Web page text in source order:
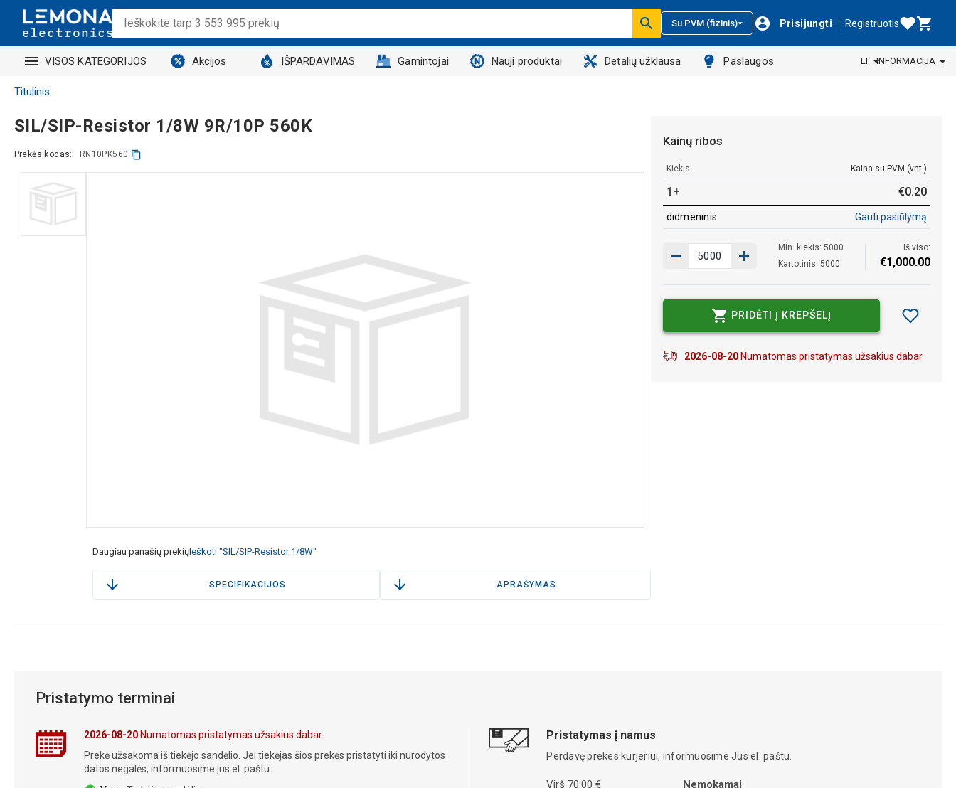
Su PVM (fizinis) Prisijungti Registruotis
VISOS KATEGORIJOS Akcijos IŠPARDAVIMAS Gamintojai Nauji produktai Detalių užklausa Paslaugos LT INFORMACIJA
Titulinis
SIL/SIP-Resistor 1/8W 9R/10P 560K
Prekės kodas: RN10PK560
Daugiau panašių prekiųIeškoti "SIL/SIP-Resistor 1/8W"
SPECIFIKACIJOS APRAŠYMAS
Kainų ribos
Kiekis Kaina su PVM (vnt.)
1+ €0.20
didmeninis Gauti pasiūlymą
Min. kiekis: 5000
Kartotinis: 5000
Iš viso:
€1,000.00
PRIDĖTI Į KREPŠELĮ
2026-08-20Numatomas pristatymas užsakius dabar
Pristatymo terminai
2026-08-20Numatomas pristatymas užsakius dabar
Prekė užsakoma iš tiekėjo sandėlio. Jei tiekėjas šios prekės pristatyti iki nurodytos
datos negalės, informuosime jus el. paštu.
Pristatymas į namus
Perdavę prekes kurjeriui, informuosime Jus el. paštu.
Virš 70,00 € Nemokamai